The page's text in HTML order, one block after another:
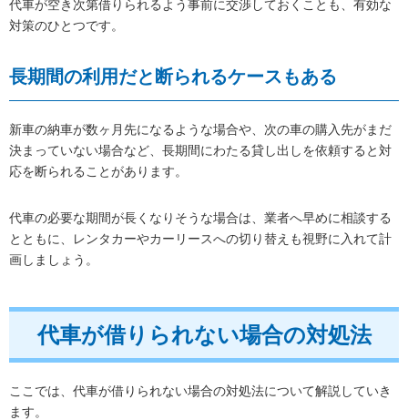
代車が空き次第借りられるよう事前に交渉しておくことも、有効な
対策のひとつです。
長期間の利用だと断られるケースもある
新車の納車が数ヶ月先になるような場合や、次の車の購入先がまだ
決まっていない場合など、長期間にわたる貸し出しを依頼すると対
応を断られることがあります。
代車の必要な期間が長くなりそうな場合は、業者へ早めに相談する
とともに、レンタカーやカーリースへの切り替えも視野に入れて計
画しましょう。
代車が借りられない場合の対処法
ここでは、代車が借りられない場合の対処法について解説していき
ます。